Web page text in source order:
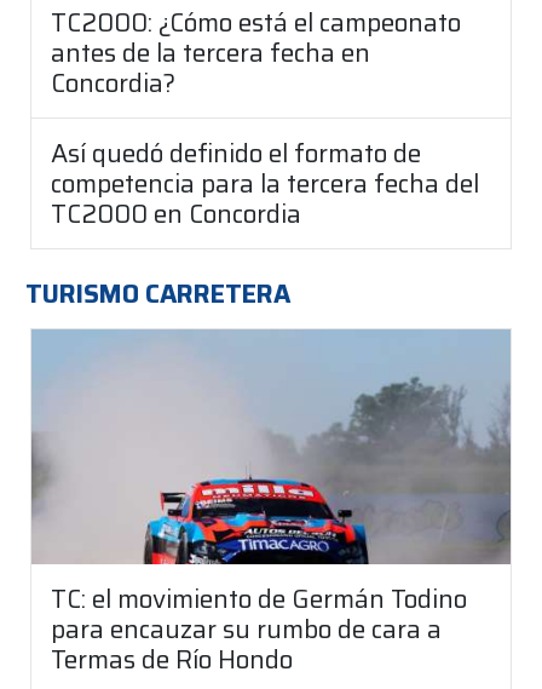
TC2000: ¿Cómo está el campeonato
antes de la tercera fecha en
Concordia?
Así quedó definido el formato de
competencia para la tercera fecha del
TC2000 en Concordia
TURISMO CARRETERA
TC: el movimiento de Germán Todino
para encauzar su rumbo de cara a
Termas de Río Hondo